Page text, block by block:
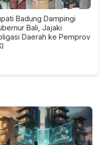
Badung Dampingi
Bali, Jajaki
Daerah ke Pemprov